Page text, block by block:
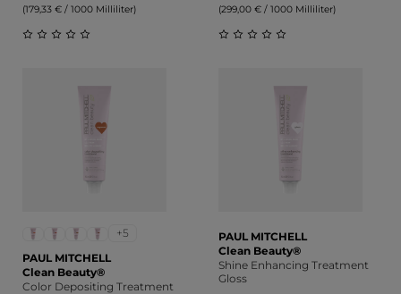
(179,33 € / 1000 Milliliter) (299,00 € / 1000 Milliliter)
+5
PAUL MITCHELL
Clean Beauty®
Color Depositing Treatment
PAUL MITCHELL
Clean Beauty®
Shine Enhancing Treatment
Gloss